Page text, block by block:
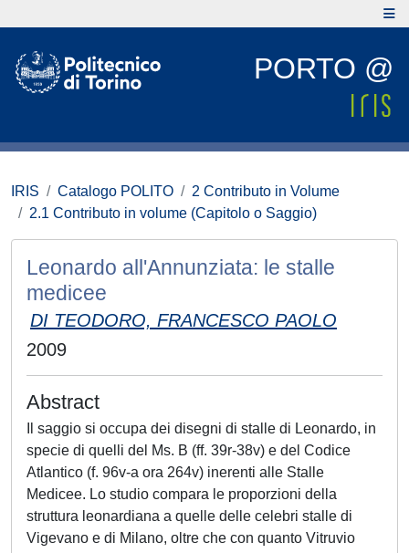
PORTO @
IRIS Catalogo POLITO
2 Contributo in Volume
2.1 Contributo in volume (Capitolo o Saggio)
Leonardo all'Annunziata: le stalle
medicee
DI TEODORO, FRANCESCO PAOLO
2009
Abstract
Il saggio si occupa dei disegni di stalle di Leonardo, in
specie di quelli del Ms. B (ff. 39r-38v) e del Codice
Atlantico (f. 96v-a ora 264v) inerenti alle Stalle
Medicee. Lo studio compara le proporzioni della
struttura leonardiana a quelle delle celebri stalle di
Vigevano e di Milano, oltre che con quanto Vitruvio